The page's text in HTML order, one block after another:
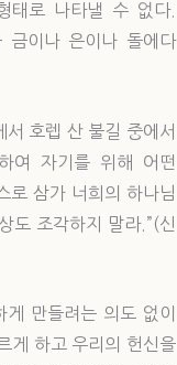
태로 나타낼 수 없다.
금이나 은이나 돌에다
호렙 산 불길 중에서
여 자기를 위해 어떤
로 삼가 너희의 하나님
도 조각하지 말라.”(신
만들려는 의도 없이
게 하고 우리의 헌신을